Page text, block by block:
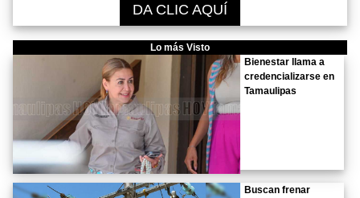
DA CLIC AQUÍ
Lo más Visto
Bienestar llama a
credencializarse en
Tamaulipas
Buscan frenar